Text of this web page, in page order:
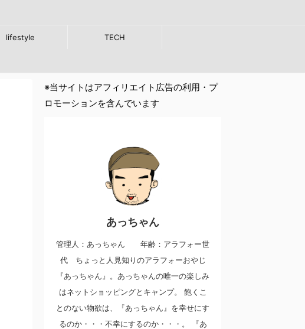
lifestyle TECH
※当サイトはアフィリエイト広告の利用・プ
ロモーションを含んでいます
あっちゃん
管理人：あっちゃん 年齢：アラフォー世
代 ちょっと人見知りのアラフォーおやじ
『あっちゃん』。あっちゃんの唯一の楽しみ
はネットショッピングとキャンプ。 飽くこ
とのない物欲は、『あっちゃん』を幸せにす
るのか・・・不幸にするのか・・・。 『あ